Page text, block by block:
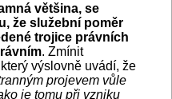
většina, se
že služební poměr
trojice právních
. Zmínit
výslovně uvádí, že
projevem vůle
je tomu při vzniku